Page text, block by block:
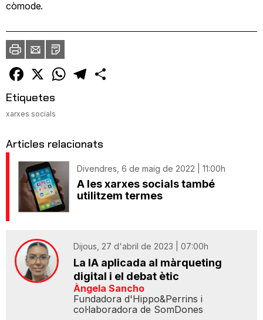
còmode.
ImprimirEnvia
un
amic
PDF
Facebook
X WhatsAppTelegram
Etiquetes
xarxes socials
Articles relacionats
Divendres, 6 de maig de 2022 | 11:00h
A les xarxes socials també
utilitzem termes
Dijous, 27 d'abril de 2023 | 07:00h
La IA aplicada al màrqueting
digital i el debat ètic
Àngela Sancho
Fundadora d'Hippo&Perrins i
col·laboradora de SomDones